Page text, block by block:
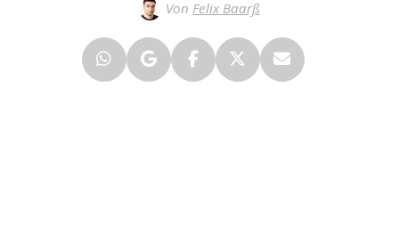
Von Felix Baarß